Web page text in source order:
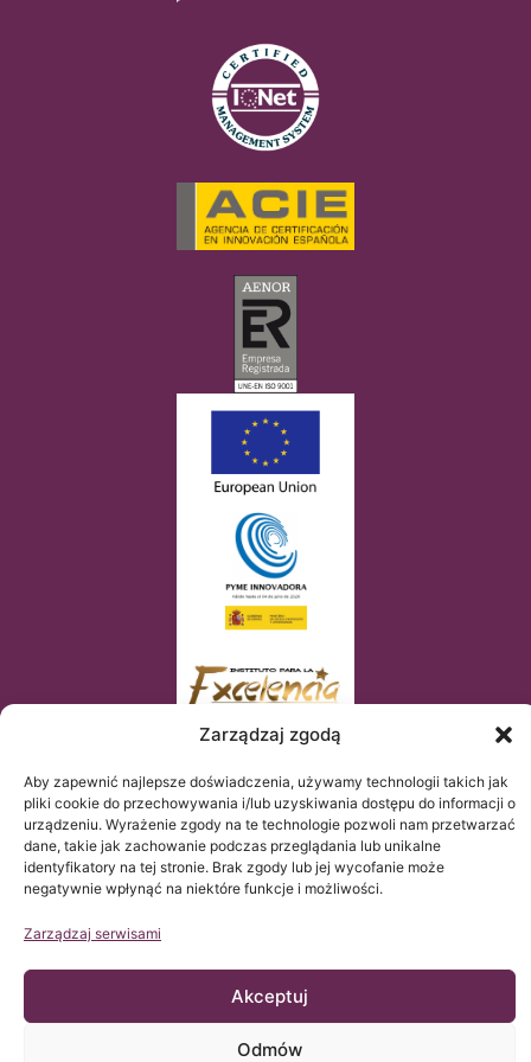
Zarządzaj zgodą
Aby zapewnić najlepsze doświadczenia, używamy technologii takich jak
pliki cookie do przechowywania i/lub uzyskiwania dostępu do informacji o
urządzeniu. Wyrażenie zgody na te technologie pozwoli nam przetwarzać
dane, takie jak zachowanie podczas przeglądania lub unikalne
identyfikatory na tej stronie. Brak zgody lub jej wycofanie może
negatywnie wpłynąć na niektóre funkcje i możliwości.
Zarządzaj serwisami
Akceptuj
Odmów
© Copyright Institut Chiari 2025
Instytut Chiari & Siringomielia & Escoliosis de Barcelona (ICSEB)
spełnia wymogi Rozporządzenia UE 2016/679 (RGPD).
tekstu oryginalnego umieszczonego na stronie web po